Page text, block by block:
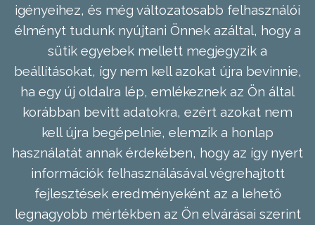
igényeihez, és még változatosabb felhasználói
élményt tudunk nyújtani Önnek azáltal, hogy a
sütik egyebek mellett megjegyzik a
beállításokat, így nem kell azokat újra bevinnie,
ha egy új oldalra lép, emlékeznek az Ön által
korábban bevitt adatokra, ezért azokat nem
kell újra begépelnie, elemzik a honlap
használatát annak érdekében, hogy az így nyert
információk felhasználásával végrehajtott
fejlesztések eredményeként az a lehető
legnagyobb mértékben az Ön elvárásai szerint